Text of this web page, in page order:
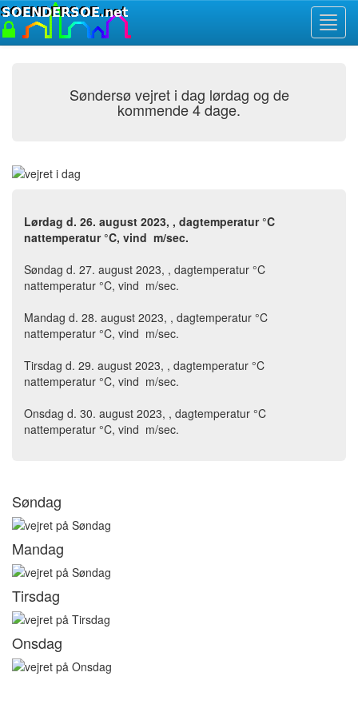
Søndersø vejret i dag lørdag og de
kommende 4 dage.
Lørdag d. 26. august 2023, , dagtemperatur °C
nattemperatur °C, vind m/sec.
Søndag d. 27. august 2023, , dagtemperatur °C
nattemperatur °C, vind m/sec.
Mandag d. 28. august 2023, , dagtemperatur °C
nattemperatur °C, vind m/sec.
Tirsdag d. 29. august 2023, , dagtemperatur °C
nattemperatur °C, vind m/sec.
Onsdag d. 30. august 2023, , dagtemperatur °C
nattemperatur °C, vind m/sec.
Søndag
Mandag
Tirsdag
Onsdag